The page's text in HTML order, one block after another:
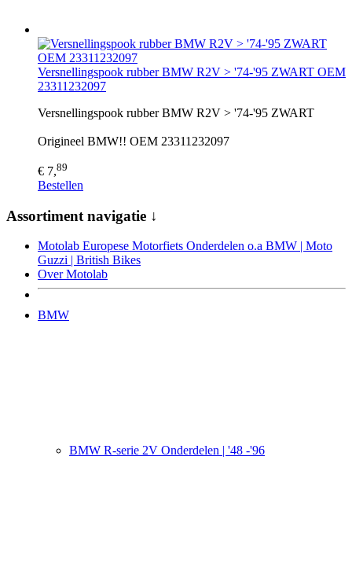
Versnellingspook rubber BMW R2V > '74-'95 ZWART OEM
23311232097
Versnellingspook rubber BMW R2V > '74-'95 ZWART
Origineel BMW!! OEM 23311232097
€ 7,89
Bestellen
Assortiment navigatie ↓
Motolab Europese Motorfiets Onderdelen o.a BMW | Moto
Guzzi | British Bikes
Over Motolab
BMW
BMW R-serie 2V Onderdelen | '48 -'96